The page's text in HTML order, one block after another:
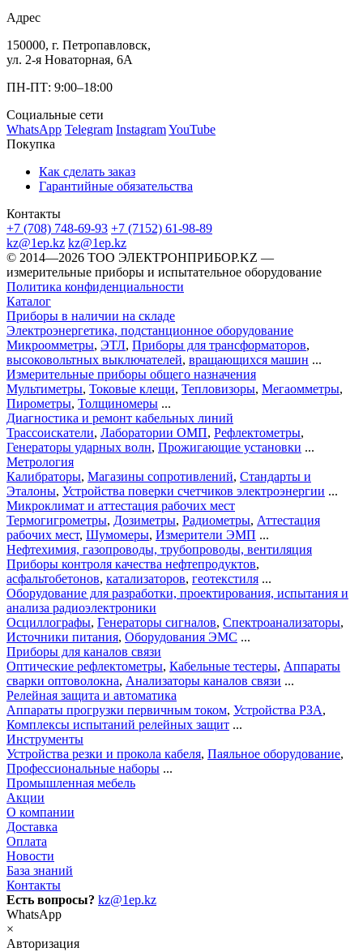
Адрес
150000, г. Петропавловск,
ул. 2-я Новаторная, 6А
ПН-ПТ: 9:00–18:00
Социальные сети
WhatsApp Telegram InstagramYouTube
Покупка
Как сделать заказ
Гарантийные обязательства
Контакты
+7 (708) 748-69-93 +7 (7152) 61-98-89
kz@1ep.kz kz@1ep.kz
©️ 2014—2026 ТОО ЭЛЕКТРОНПРИБОР.KZ —
измерительные приборы и испытательное оборудование
Политика конфиденциальности
Каталог
Приборы в наличии на складе
Электроэнергетика, подстанционное оборудование
Микроомметры, ЭТЛ, Приборы для трансформаторов,
высоковольтных выключателей, вращающихся машин ...
Измерительные приборы общего назначения
Мультиметры, Токовые клещи, Тепловизоры, Мегаомметры,
Пирометры, Толщиномеры ...
Диагностика и ремонт кабельных линий
Трассоискатели, Лаборатории ОМП, Рефлектометры,
Генераторы ударных волн, Прожигающие установки ...
Метрология
Калибраторы, Магазины сопротивлений, Стандарты и
Эталоны, Устройства поверки счетчиков электроэнергии ...
Микроклимат и аттестация рабочих мест
Термогигрометры, Дозиметры, Радиометры, Аттестация
рабочих мест, Шумомеры, Измерители ЭМП ...
Нефтехимия, газопроводы, трубопроводы, вентиляция
Приборы контроля качества нефтепродуктов,
асфальтобетонов, катализаторов, геотекстиля ...
Оборудование для разработки, проектирования, испытания и
анализа радиоэлектроники
Осциллографы, Генераторы сигналов, Спектроанализаторы,
Источники питания, Оборудования ЭМС ...
Приборы для каналов связи
Оптические рефлектометры, Кабельные тестеры, Аппараты
сварки оптоволокна, Анализаторы каналов связи ...
Релейная защита и автоматика
Аппараты прогрузки первичным током, Устройства РЗА,
Комплексы испытаний релейных защит ...
Инструменты
Устройства резки и прокола кабеля, Паяльное оборудование,
Профессиональные наборы ...
Промышленная мебель
Акции
О компании
Доставка
Оплата
Новости
База знаний
Контакты
Есть вопросы? kz@1ep.kz
WhatsApp
×
Авторизация